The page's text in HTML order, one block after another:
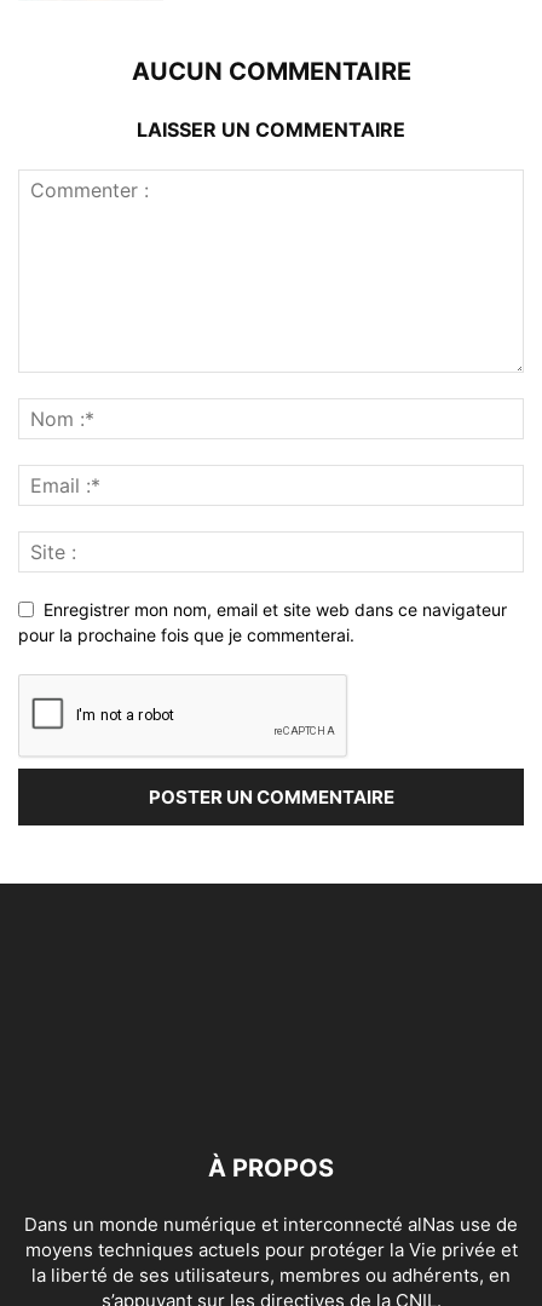
AUCUN COMMENTAIRE
LAISSER UN COMMENTAIRE
Enregistrer mon nom, email et site web dans ce navigateur
pour la prochaine fois que je commenterai.
s’appuyant sur les directives de la CNIL.
SUIVEZ NOUS